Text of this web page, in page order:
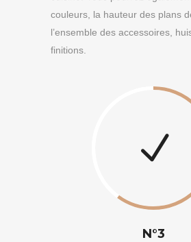
couleurs, la hauteur des plans
l’ensemble des accessoires,
finitions.
N°3